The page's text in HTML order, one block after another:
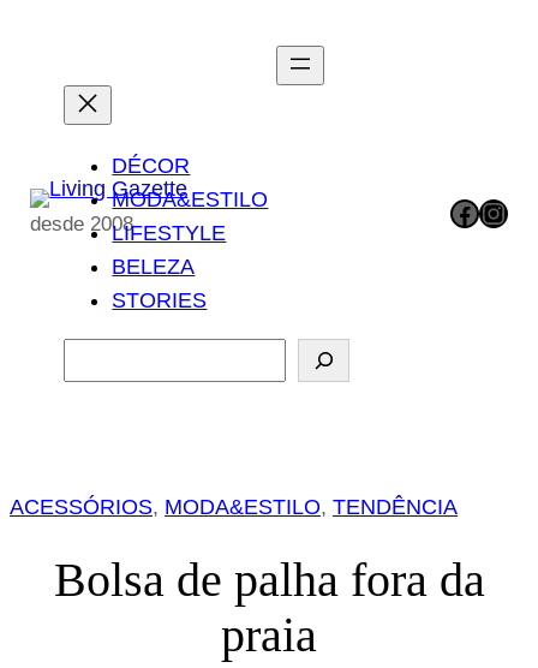
conteúdo
desde 2008
DÉCOR
MODA&ESTILO
LIFESTYLE
BELEZA
STORIES
e
i
a
Facebook Instagram
ACESSÓRIOS, MODA&ESTILO, TENDÊNCIA
Bolsa de palha fora da
praia